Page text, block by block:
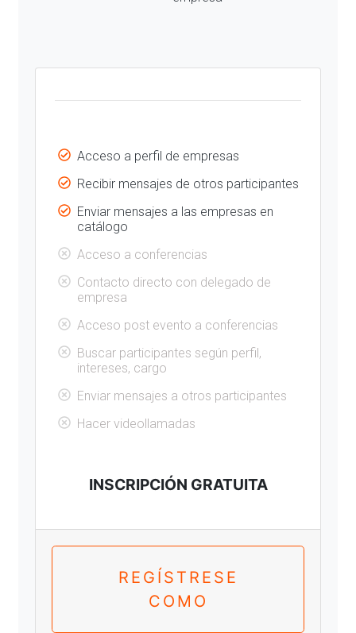
Acceso a perfil de empresas
Recibir mensajes de otros participantes
Enviar mensajes a las empresas en
catálogo
Acceso a conferencias
Contacto directo con delegado de
empresa
Acceso post evento a conferencias
Buscar participantes según perfil,
intereses, cargo
Enviar mensajes a otros participantes
Hacer videollamadas
INSCRIPCIÓN GRATUITA
REGÍSTRESE
COMO